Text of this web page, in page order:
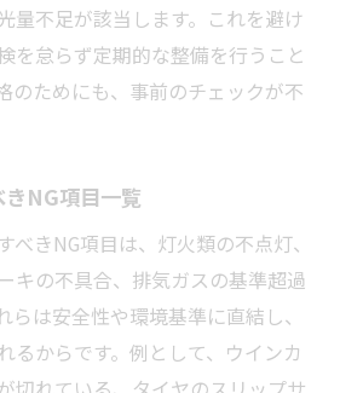
量不足が該当します。これを避け
を怠らず定期的な整備を行うこと
のためにも、事前のチェックが不
NG項目一覧
べきNG項目は、灯火類の不点灯、
キの不具合、排気ガスの基準超過
らは安全性や環境基準に直結し、
るからです。例として、ウインカ